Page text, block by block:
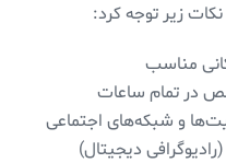
زیر توجه کرد:
مناسب
در تمام ساعات
و شبکه‌های اجتماعی
دیجیتال)